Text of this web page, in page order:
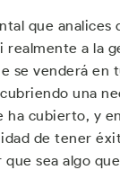
que analices
a la
se venderá en
una
ha cubierto, y
de tener
sea algo